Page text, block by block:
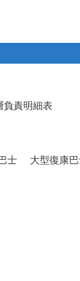
負責明細表
士 大型復康